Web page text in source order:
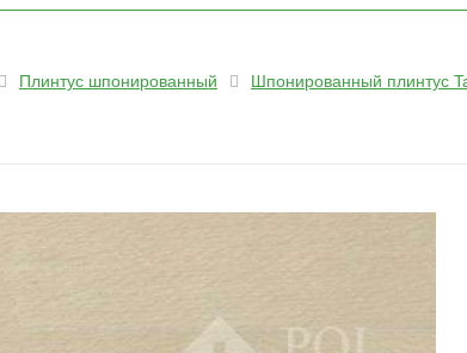
Плинтус шпонированный Шпонированный плинтус